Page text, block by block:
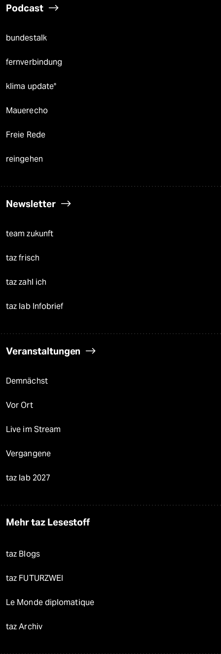
Podcast
bundestalk
fernverbindung
klima update°
Mauerecho
Freie Rede
reingehen
Newsletter
team zukunft
taz frisch
taz zahl ich
taz lab Infobrief
Veranstaltungen
Demnächst
Vor Ort
Live im Stream
Vergangene
taz lab 2027
Mehr taz Lesestoff
taz Blogs
taz FUTURZWEI
Le Monde diplomatique
taz Archiv